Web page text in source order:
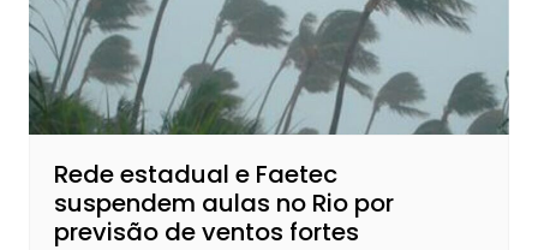
Rede estadual e Faetec
suspendem aulas no Rio por
previsão de ventos fortes